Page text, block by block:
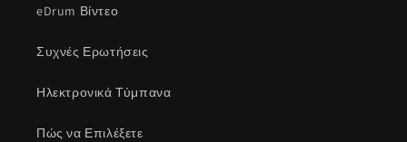
eDrum Βίντεο
Συχνές Ερωτήσεις
Ηλεκτρονικά Τύμπανα
Πώς να Επιλέξετε